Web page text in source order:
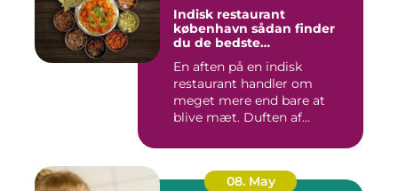
Indisk restaurant
københavn sådan finder
du de bedste
En aften på en indisk
restaurant handler om
meget mere end bare at
blive mæt. Duften af
08. May